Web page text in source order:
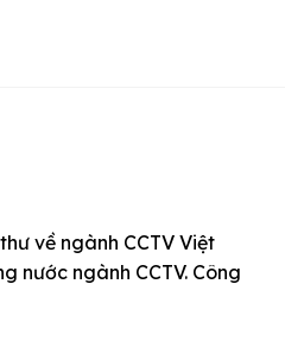
về ngành CCTV Việt
nước ngành CCTV. Công